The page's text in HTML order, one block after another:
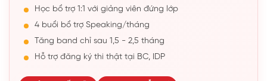
Học bổ trợ 1:1 với giảng viên đứng lớp
4 buổi bổ trợ Speaking/tháng
Tăng band chỉ sau 1,5 - 2,5 tháng
Hỗ trợ đăng ký thi thật tại BC, IDP